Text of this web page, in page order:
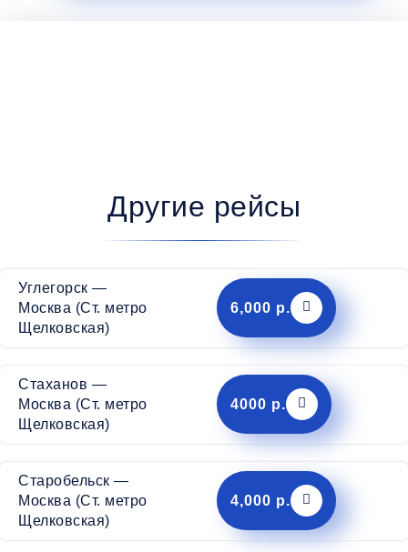
Другие рейсы
Углегорск —
Москва (Ст. метро
Щелковская)
6,000 р.
Стаханов —
Москва (Ст. метро
Щелковская)
4000 р.
Старобельск —
Москва (Ст. метро
Щелковская)
4,000 р.